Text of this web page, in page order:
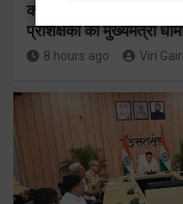
कॉमनवेल्थ गेम्स 2026 के
प्रशिक्षकों को मुख्यमंत्री
8 hours ago Viri